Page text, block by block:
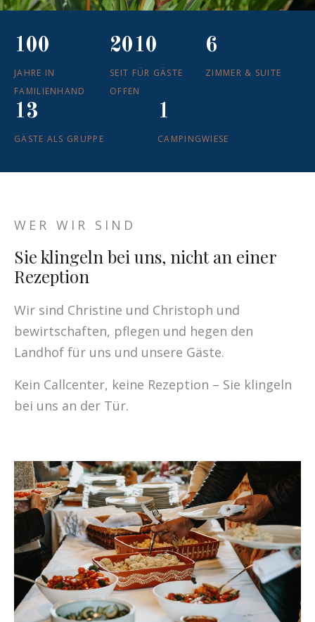
100
JAHRE IN
FAMILIENHAND
2010
SEIT FÜR GÄSTE
OFFEN
6
ZIMMER & SUITE
13
GÄSTE ALS GRUPPE
1
CAMPINGWIESE
WER WIR SIND
Sie klingeln bei uns, nicht an einer
Rezeption
Wir sind Christine und Christoph und
bewirtschaften, pflegen und hegen den
Landhof für uns und unsere Gäste.
Kein Callcenter, keine Rezeption – Sie klingeln
bei uns an der Tür.